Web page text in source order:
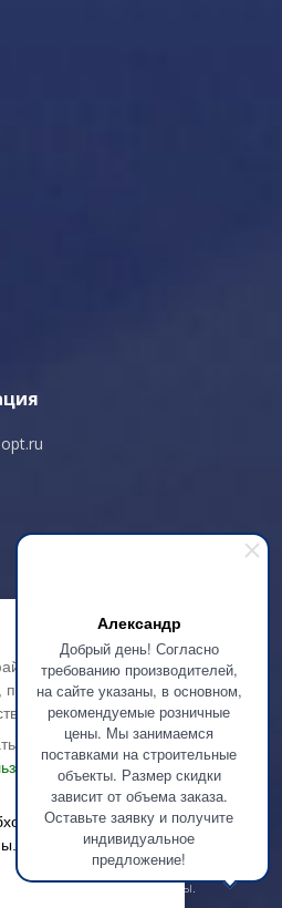
Александр
Добрый день! Согласно
требованию производителей,
на сайте указаны, в основном,
рекомендуемые розничные
цены. Мы занимаемся
поставками на строительные
объекты. Размер скидки
зависит от объема заказа.
Оставьте заявку и получите
индивидуальное
предложение!
Все права защищены.
cookie, чтобы
повысить его
сайт, вы
файлов
для работы